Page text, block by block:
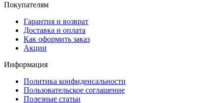
Покупателям
Гарантия и возврат
Доставка и оплата
Как оформить заказ
Акции
Информация
Политика конфиденсальности
Пользовательское соглашение
Полезные статьи